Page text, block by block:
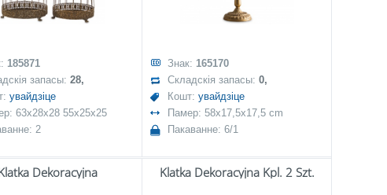
185871
запасы: 28,
увайдзіце
63x28x28 55x25x25
2
Знак: 165170
Складскія запасы: 0,
Кошт: увайдзіце
Памер: 58x17,5x17,5 cm
Пакаванне: 6/1
Dekoracyjna Klatka Dekoracyjna Kpl. 2 Szt.